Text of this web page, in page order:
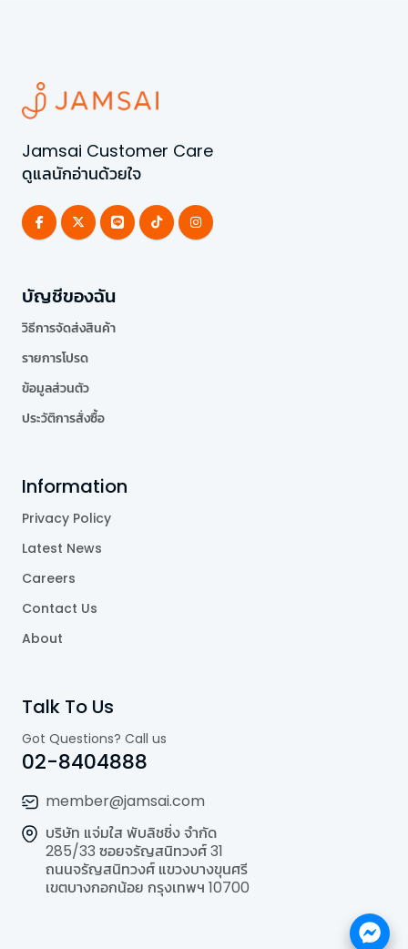
Jamsai Customer Care
ดูแลนักอ่านด้วยใจ
บัญชีของฉัน
วิธีการจัดส่งสินค้า
รายการโปรด
ข้อมูลส่วนตัว
ประวัติการสั่งซื้อ
Information
Privacy Policy
Latest News
Careers
Contact Us
About
Talk To Us
Got Questions? Call us
02-8404888
member@jamsai.com
บริษัท แจ่มใส พับลิชชิ่ง จำกัด
285/33 ซอยจรัญสนิทวงศ์ 31
ถนนจรัญสนิทวงศ์ แขวงบางขุนศรี
เขตบางกอกน้อย กรุงเทพฯ 10700